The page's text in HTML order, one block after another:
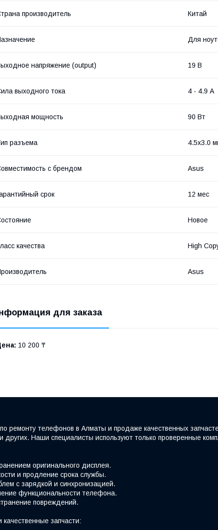
производитель Китай
Для
напряжение (output) 19 В
выходного тока 4 - 4.9 А
мощность 90 Вт
разъема 4.5x3.0
с брендом Asus
срок 12 мес
Новое
качества High
Asus
для заказа
10 200 ₸
телефонов в Алматы и продаже качественных
других. Наши специалисты используют только проверенные
оригинального дисплея.
и продление срока службы.
с зарядкой и синхронизацией.
функциональности телефона.
повреждений.
запчасти: